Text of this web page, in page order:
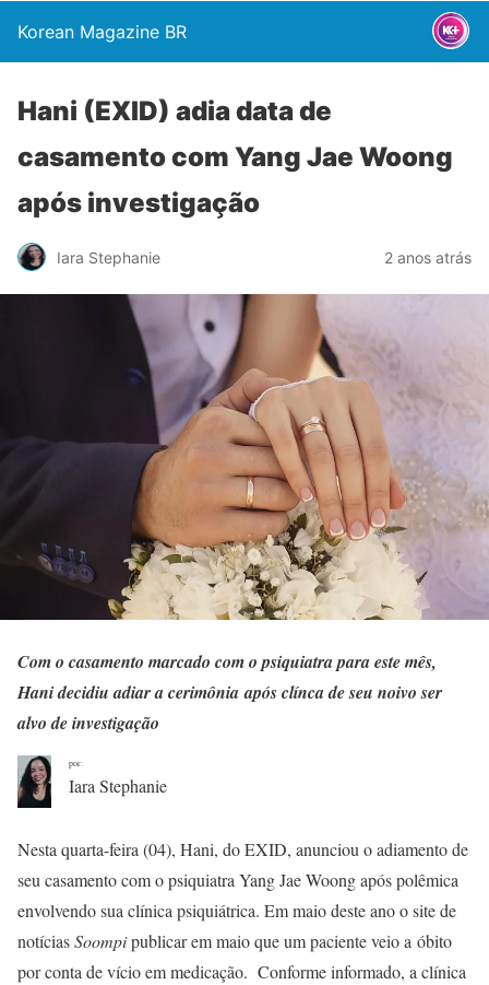
Korean Magazine BR
Hani (EXID) adia data de
casamento com Yang Jae Woong
após investigação
Iara Stephanie 2 anos atrás
Com o casamento marcado com o psiquiatra para este mês,
Hani decidiu adiar a cerimônia após clínca de seu noivo ser
alvo de investigação
por:
Iara Stephanie
Nesta quarta-feira (04), Hani, do EXID, anunciou o adiamento de
seu casamento com o psiquiatra Yang Jae Woong após polêmica
envolvendo sua clínica psiquiátrica. Em maio deste ano o site de
notíciasSoompipublicar em maio que um paciente veio a óbito
por conta de vício em medicação. Conforme informado, a clínica